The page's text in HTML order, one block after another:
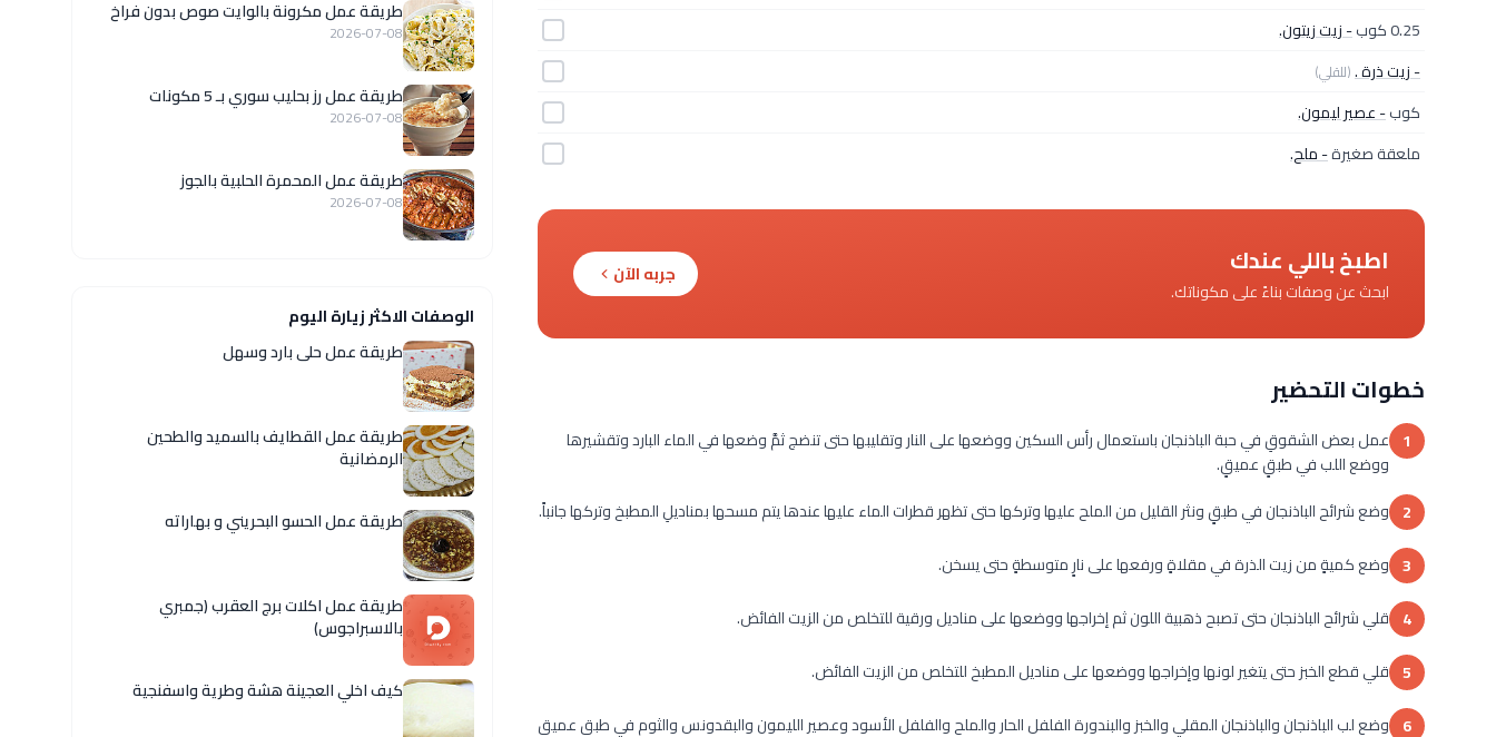
0.25 كوب
- زيت زيتون.
- زيت ذرة .(للقلي)
كوب- عصير ليمون.
ملعقة صغيرة- ملح.
اطبخ باللي عندك
ابحث عن وصفات بناءً على مكوناتك.
جربه الآن
خطوات التحضير
1 عمل بعض الشقوقِ في حبة الباذنجان باستعمال رأس السكين ووضعها على النار وتقليبها حتى تنضج ثمَّ وضعها في الماء البارد وتقشيرها
ووضع اللب في طبقٍ عميقٍ.
2 وضع شرائح الباذنجان في طبقٍ ونثر القليل من الملح عليها وتركها حتى تظهر قطرات الماء عليها عندها يتم مسحها بمناديلِ المطبخ وتركها جانباً.
3 وضع كميةٍ من زيت الذرة في مقلاةٍ ورفعها على نارٍ متوسطةٍ حتى يسخن.
4 قلي شرائح الباذنجان حتى تصبح ذهبية اللون ثم إخراجها ووضعها على مناديل ورقية للتخلص من الزيت الفائض.
5 قلي قطع الخبز حتى يتغير لونها وإخراجها ووضعها على مناديل المطبخ للتخلص من الزيت الفائض.
6 وضع لب الباذنجان والباذنجان المقلي والخبز والبندورة الفلفل الحار والملح والفلفل الأسود وعصير الليمون والبقدونس والثوم في طبق عميق
طريقة عمل مكرونة بالوايت صوص بدون فراخ
2026-07-08
طريقة عمل رز بحليب سوري بـ 5 مكونات
2026-07-08
طريقة عمل المحمرة الحلبية بالجوز
2026-07-08
الوصفات الاكثر زيارة اليوم
طريقة عمل حلى بارد وسهل
طريقة عمل القطايف بالسميد والطحين
الرمضانية
طريقة عمل الحسو البحريني و بهاراته
طريقة عمل اكلات برج العقرب (جمبري
بالاسبراجوس)
كيف اخلي العجينة هشة وطرية واسفنجية